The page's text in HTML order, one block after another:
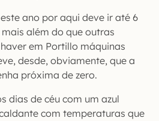
ano por aqui deve ir até 6
além do que outras
em Portillo máquinas
desde, obviamente, que a
próxima de zero.
dias de céu com um azul
com temperaturas que